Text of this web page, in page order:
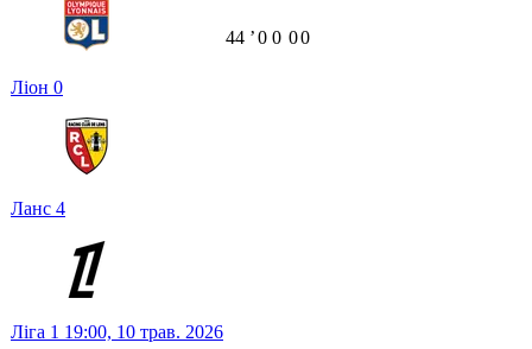
Ліон 0
Ланс 4
44 ʼ0 0 00
Ліга 1 19:00, 10 трав. 2026